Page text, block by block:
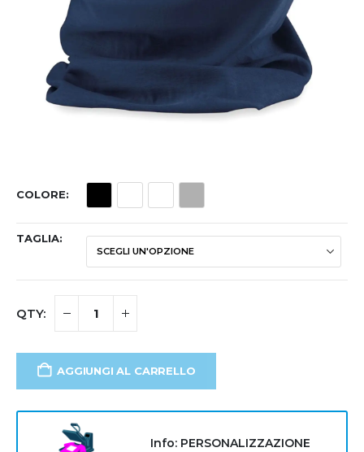
COLORE
TAGLIA
AGGIUNGI AL CARRELLO
Info: PERSONALIZZAZIONE